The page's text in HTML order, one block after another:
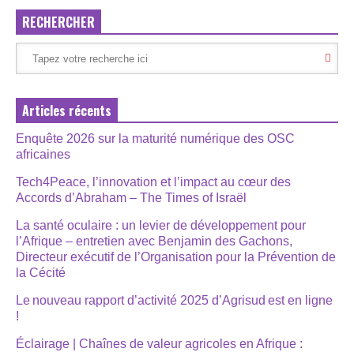
RECHERCHER
Articles récents
Enquête 2026 sur la maturité numérique des OSC
africaines
Tech4Peace, l’innovation et l’impact au cœur des
Accords d’Abraham – The Times of Israël
La santé oculaire : un levier de développement pour
l’Afrique – entretien avec Benjamin des Gachons,
Directeur exécutif de l’Organisation pour la Prévention de
la Cécité
Le nouveau rapport d’activité 2025 d’Agrisud est en ligne
!
Éclairage | Chaînes de valeur agricoles en Afrique :